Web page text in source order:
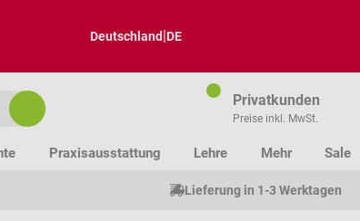
Deutschland|DE
Privatkunden
Preise inkl. MwSt.
Praxisausstattung Lehre Mehr Sale
Lieferung in 1-3 Werktagen